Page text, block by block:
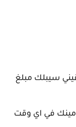
سيبلك مبلغ
في اي وقت